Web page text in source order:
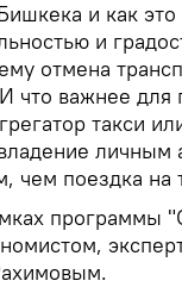
и как это
и
отмена
что важнее для
такси
личным
чем поездка на
программы